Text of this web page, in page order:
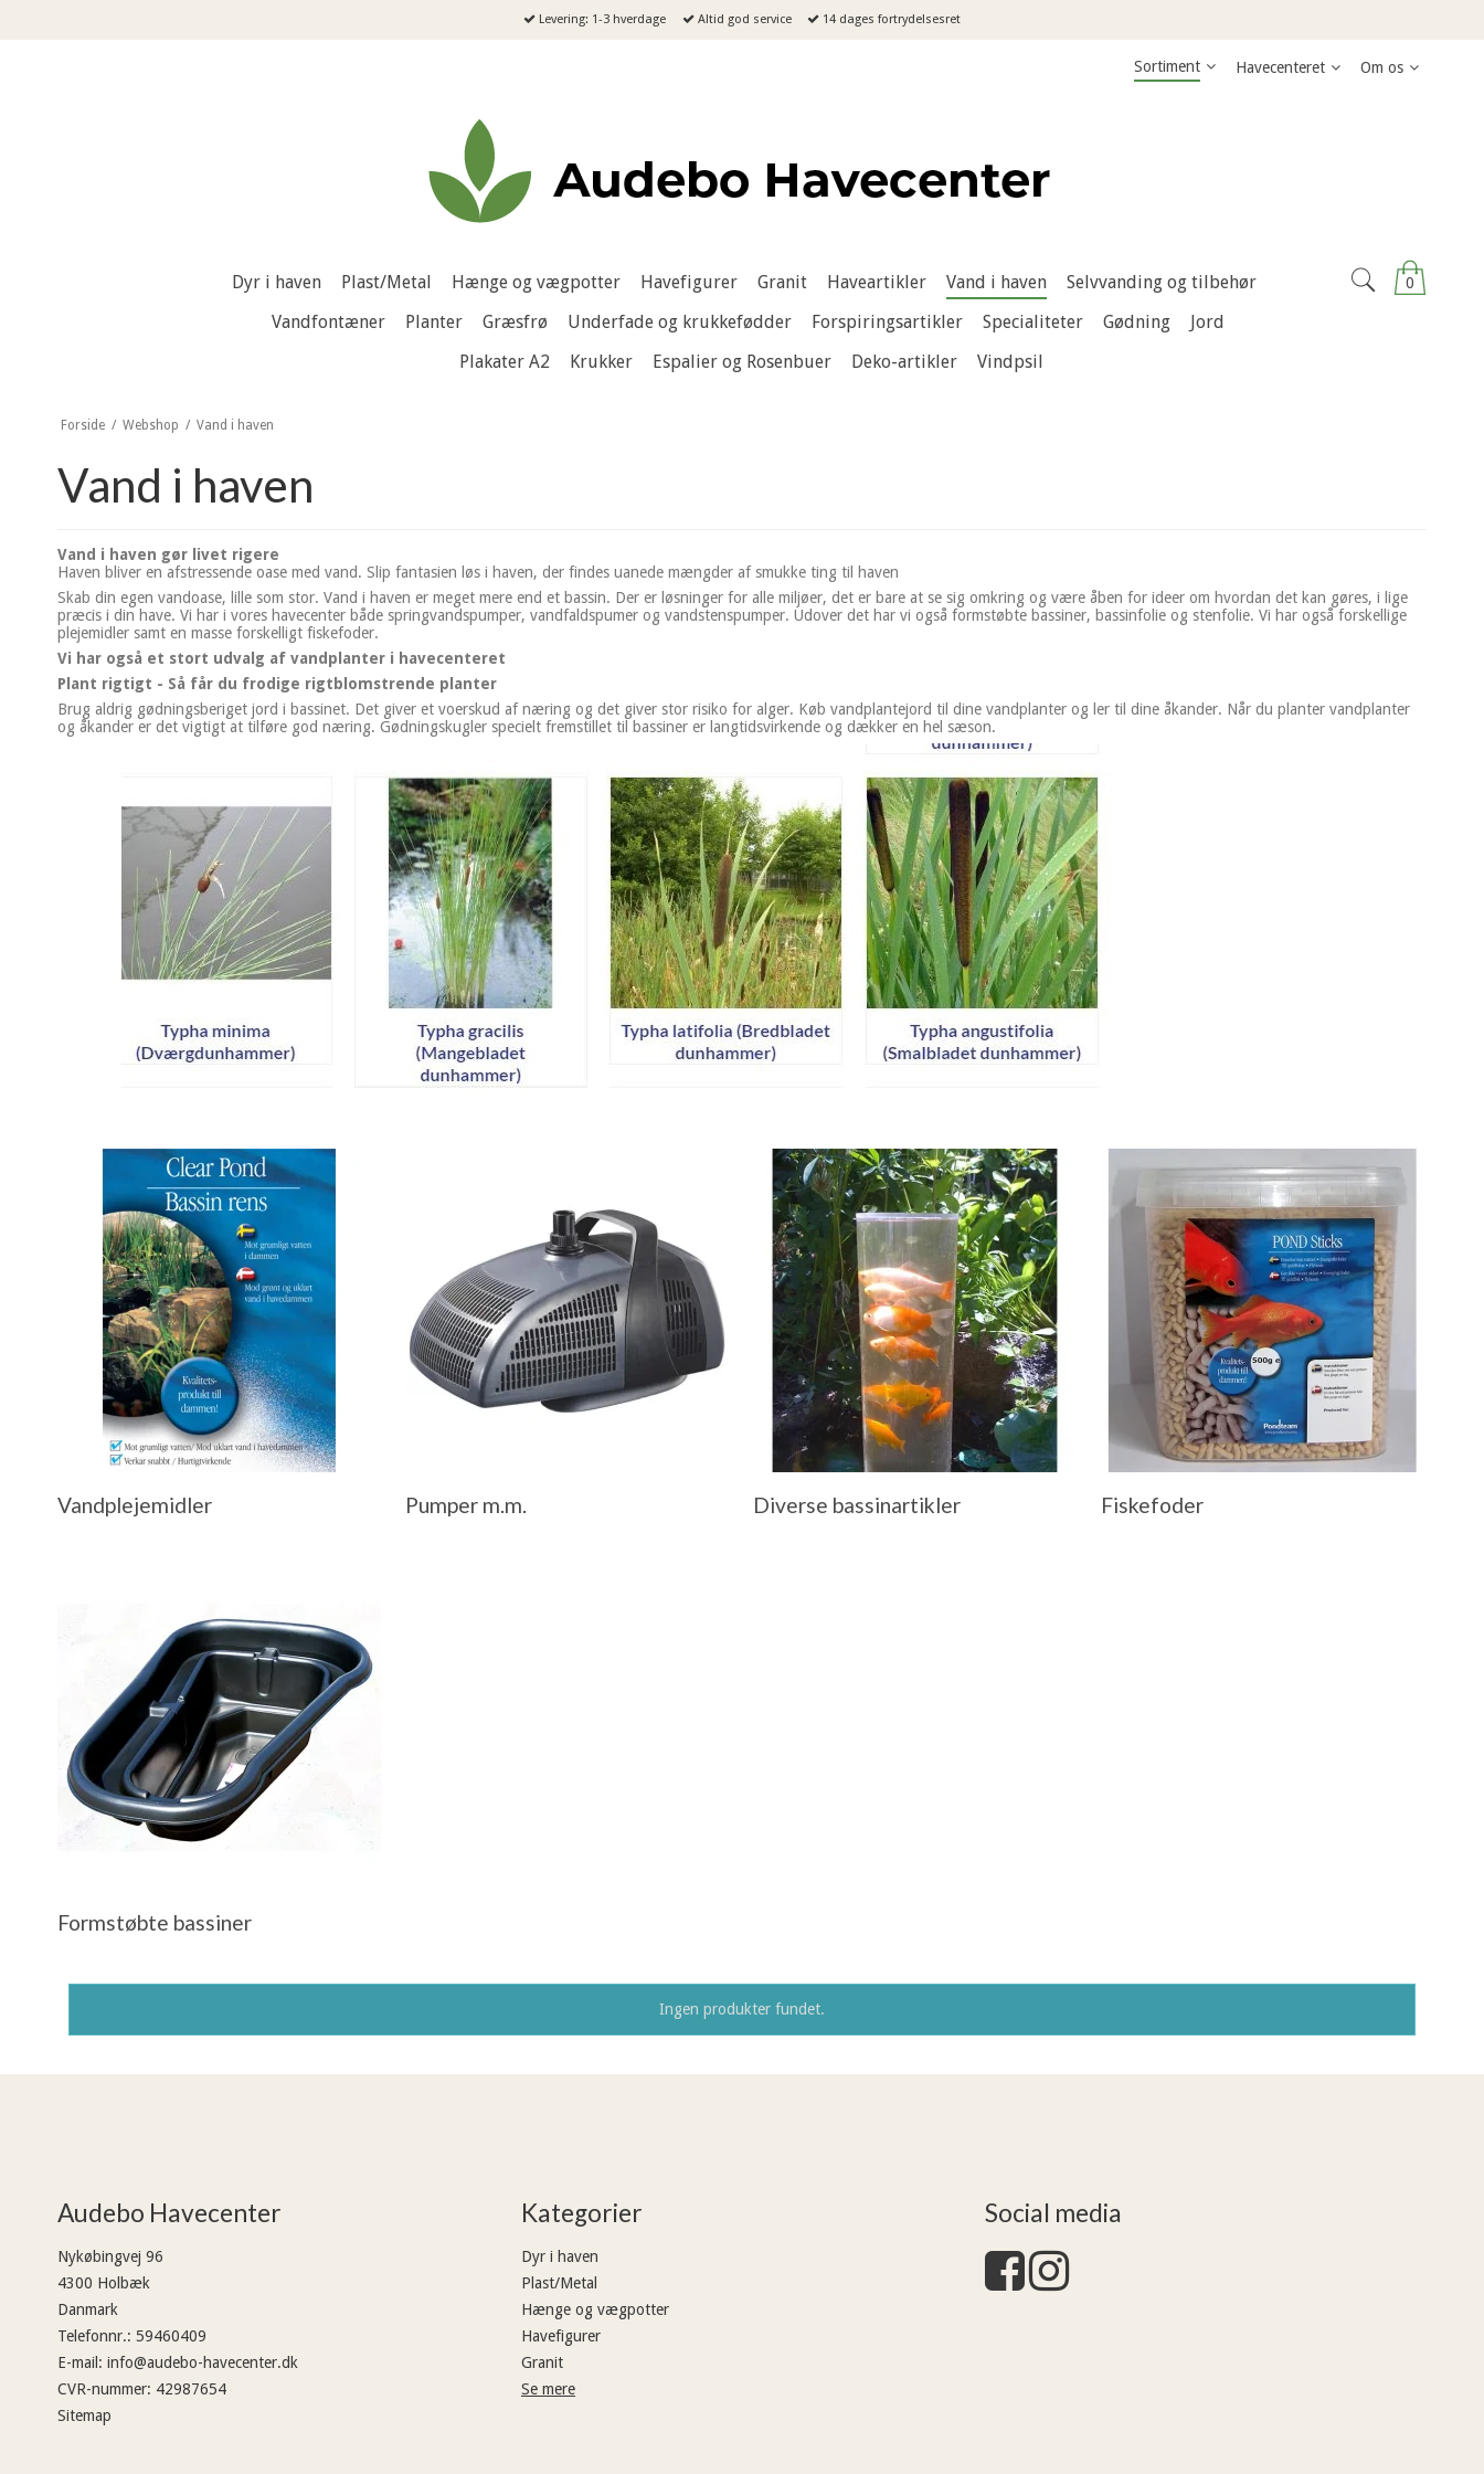
Levering: 1-3 hverdage Altid god service 14 dages fortrydelsesret
Sortiment Havecenteret Om os
0
Dyr i haven Plast/Metal Hænge og vægpotter Havefigurer Granit Haveartikler Vand i haven
Selvvanding og tilbehør
Vandfontæner
Planter Græsfrø Underfade og krukkefødder Forspiringsartikler Specialiteter Gødning
Jord
Plakater A2
Krukker Espalier og Rosenbuer Deko-artikler Vindpsil
Forside / Webshop / Vand i haven
Vand i haven
Vand i haven gør livet rigere
Haven bliver en afstressende oase med vand. Slip fantasien løs i haven, der findes uanede mængder af smukke ting til haven
Skab din egen vandoase, lille som stor. Vand i haven er meget mere end et bassin. Der er løsninger for alle miljøer, det er bare at se sig omkring og være åben for ideer om hvordan det kan gøres, i lige
præcis i din have. Vi har i vores havecenter både springvandspumper, vandfaldspumer og vandstenspumper. Udover det har vi også formstøbte bassiner, bassinfolie og stenfolie. Vi har også forskellige
plejemidler samt en masse forskelligt fiskefoder.
Vi har også et stort udvalg af vandplanter i havecenteret
Plant rigtigt - Så får du frodige rigtblomstrende planter
Brug aldrig gødningsberiget jord i bassinet. Det giver et voerskud af næring og det giver stor risiko for alger. Køb vandplantejord til dine vandplanter og ler til dine åkander. Når du planter vandplanter
og åkander er det vigtigt at tilføre god næring. Gødningskugler specielt fremstillet til bassiner er langtidsvirkende og dækker en hel sæson.
Vandplejemidler Pumper m.m. Diverse bassinartikler Fiskefoder
Formstøbte bassiner
Ingen produkter fundet.
Audebo Havecenter
Nykøbingvej 96
4300 Holbæk
Danmark
Telefonnr.: 59460409
E-mail : info@audebo-havecenter.dk
CVR-nummer: 42987654
Sitemap
Kategorier
Dyr i haven
Plast/Metal
Hænge og vægpotter
Havefigurer
Granit
Se mere
Social media